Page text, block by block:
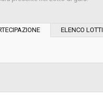
ELENCO LOTTI